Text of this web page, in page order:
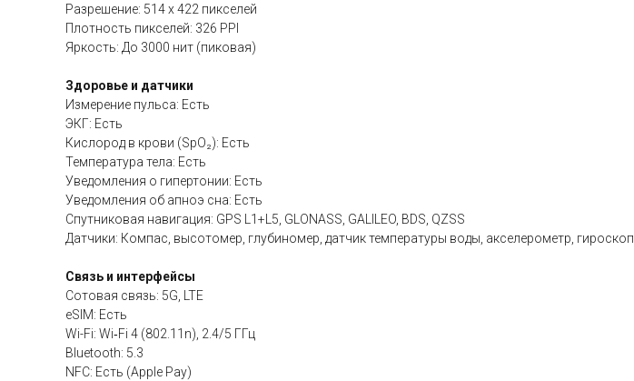
Разрешение: 514 x 422 пикселей
Плотность пикселей: 326 PPI
Яркость: До 3000 нит (пиковая)
Здоровье и датчики
Измерение пульса: Есть
ЭКГ: Есть
Кислород в крови (SpO₂): Есть
Температура тела: Есть
Уведомления о гипертонии: Есть
Уведомления об апноэ сна: Есть
Спутниковая навигация: GPS L1+L5, GLONASS, GALILEO, BDS, QZSS
Датчики: Компас, высотомер, глубиномер, датчик температуры воды, акселерометр, гироскоп
Связь и интерфейсы
Сотовая связь: 5G, LTE
eSIM: Есть
Wi-Fi: Wi‑Fi 4 (802.11n), 2.4/5 ГГц
Bluetooth: 5.3
NFC: Есть (Apple Pay)